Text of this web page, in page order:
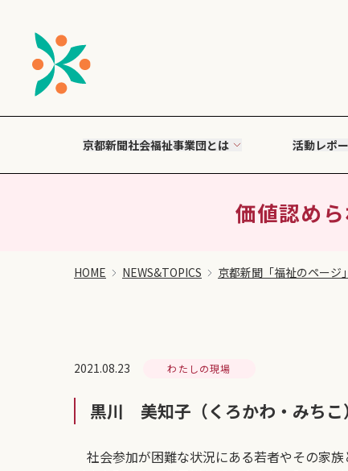
京都新聞社会福祉事業団とは 活動レポ
価値認め
HOME NEWS&TOPICS 京都新聞「福祉のページ」
2021.08.23 わたしの現場
黒川 美知子（くろかわ・みちこ
社会参加が困難な状況にある若者やその家族